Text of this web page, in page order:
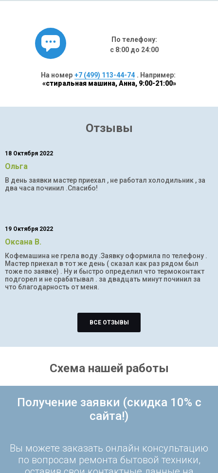
По телефону:
с 8:00 до 24:00
На номер +7 (499) 113-44-74 . Например:
«стиральная машина, Анна, 9:00-21:00»
Отзывы
18 Октября 2022
Ольга
В день заявки мастер приехал , не работал холодильник , за
два часа починил .Спасибо!
19 Октября 2022
Оксана В.
Кофемашина не грела воду .Заявку оформила по телефону .
Мастер приехал в тот же день ( сказал как раз рядом был
тоже по заявке) . Ну и быстро определил что термоконтакт
подгорел и не срабатывал . за двадцать минут починил за
что благодарность от меня.
ВСЕ ОТЗЫВЫ
Схема нашей работы
Получение заявки (скидка 10% с
сайта!)
Вы можете заказать онлайн консультацию
по вопросам ремонта бытовой техники,